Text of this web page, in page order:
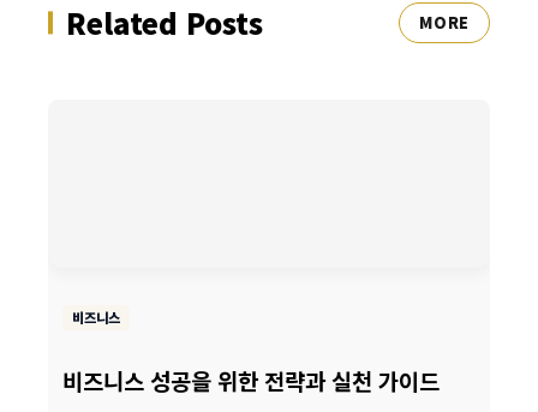
Related Posts MORE
비즈니스
비즈니스 성공을 위한 전략과 실천 가이드